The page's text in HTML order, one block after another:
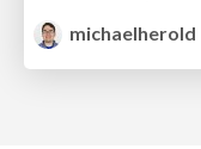
michaelherold